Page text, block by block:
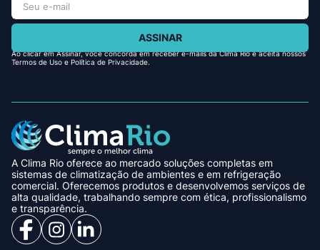
ASSINAR
Ao clicar em Assinar, você concorda em receber e-mails da Clima Rio e aceita nossos
Termos de Uso e Política de Privacidade.
A Clima Rio oferece ao mercado soluções completas em
sistemas de climatização de ambientes e em refrigeração
comercial. Oferecemos produtos e desenvolvemos serviços de
alta qualidade, trabalhando sempre com ética, profissionalismo
e transparência.